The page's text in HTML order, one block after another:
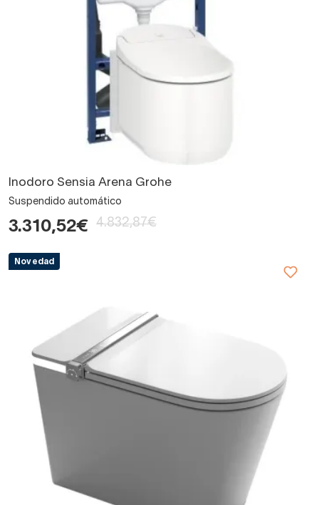
Inodoro Sensia Arena Grohe
Suspendido automático
3.310,52€ 4.832,87€
Novedad